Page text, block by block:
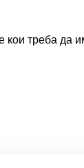
треба да